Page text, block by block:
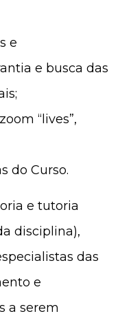
e
e busca das
“lives”,
do Curso.
e tutoria
disciplina),
das
e
a serem